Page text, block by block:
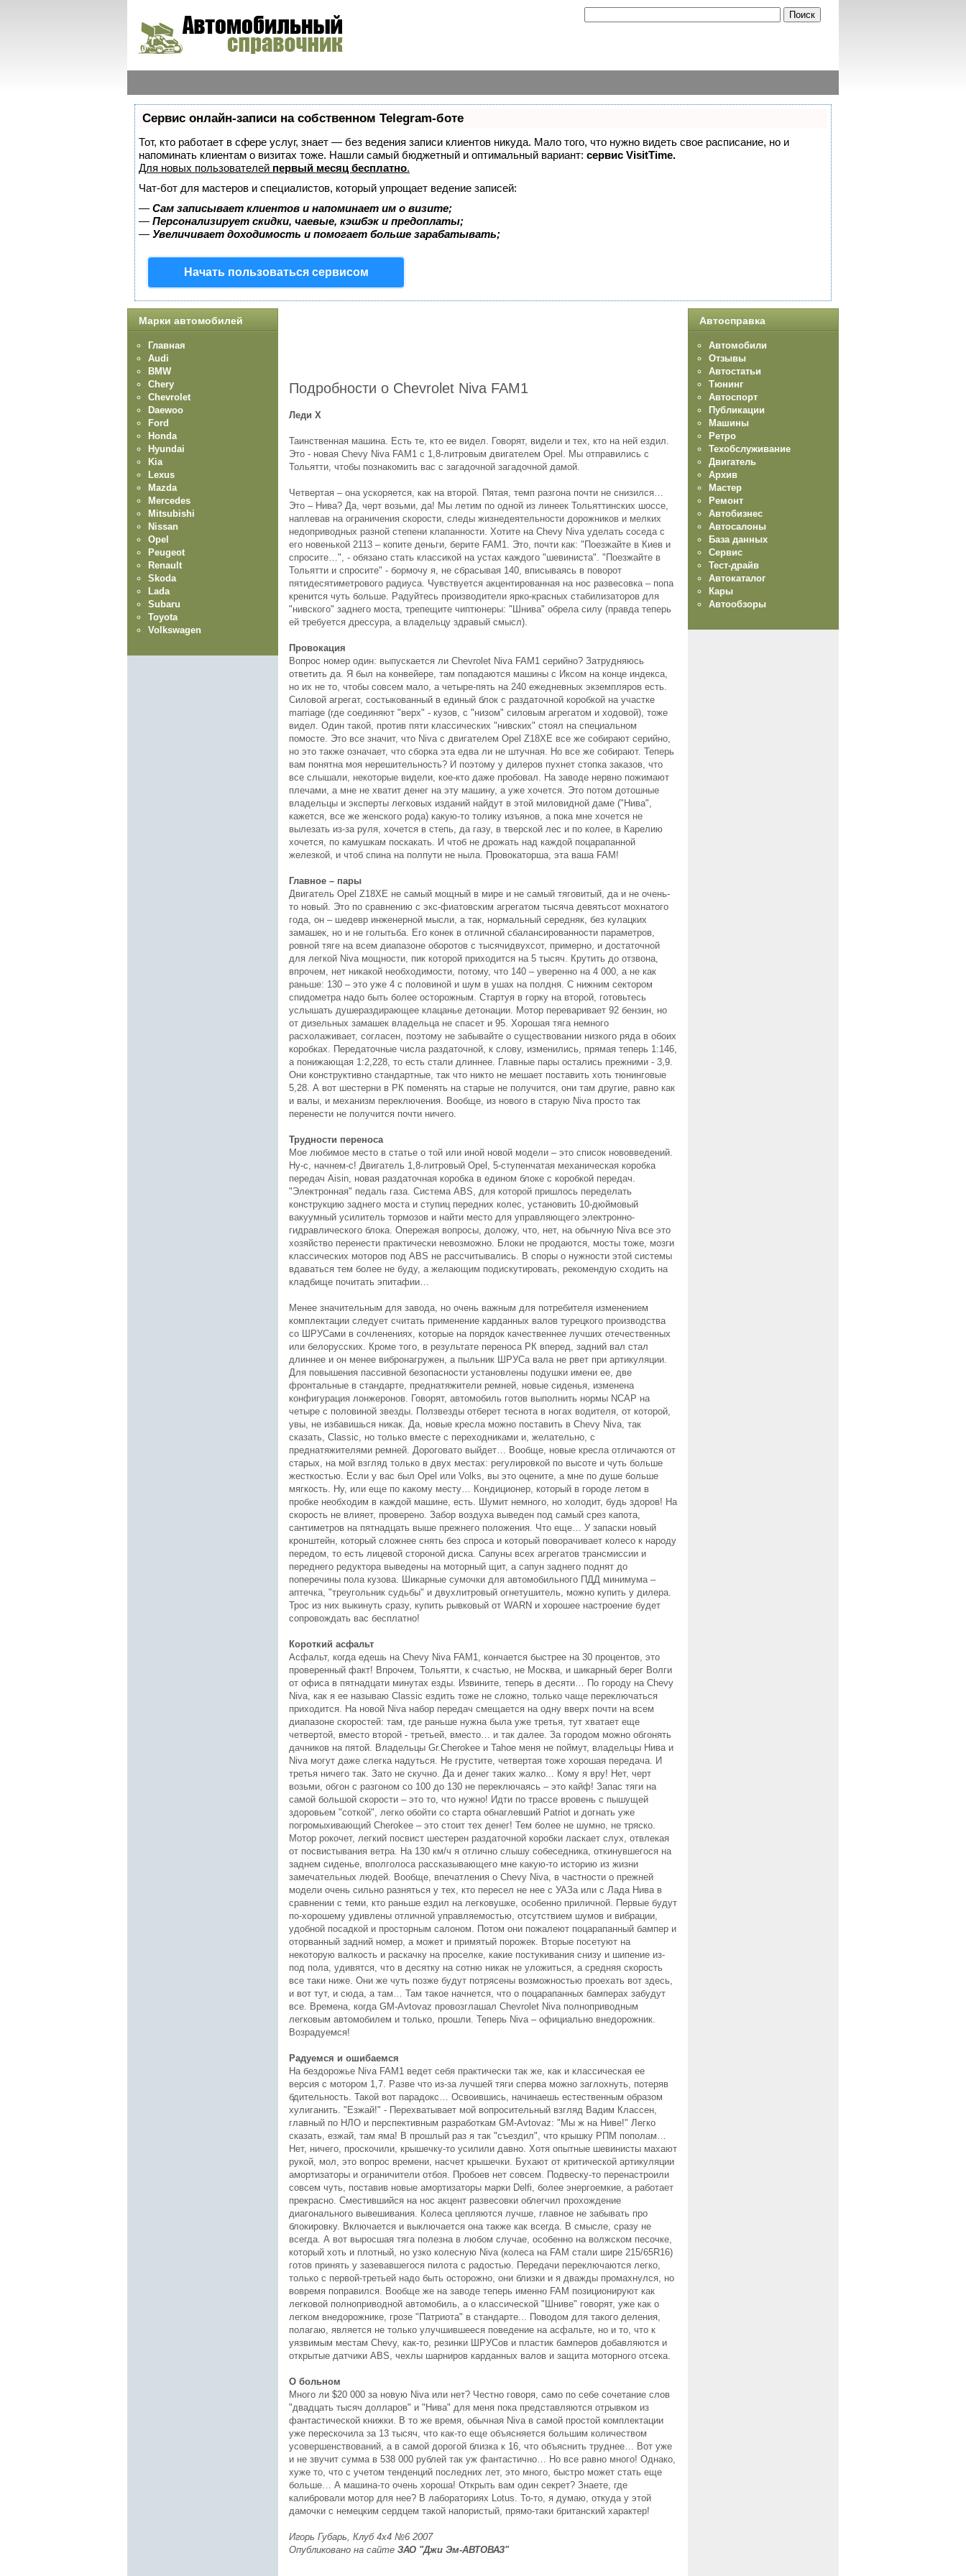
Сервис онлайн-записи на собственном Telegram-боте
Тот, кто работает в сфере услуг, знает — без ведения записи клиентов никуда. Мало того, что нужно видеть свое расписание, но и
напоминать клиентам о визитах тоже. Нашли самый бюджетный и оптимальный вариант: сервис VisitTime.
Для новых пользователей первый месяц бесплатно.
Чат-бот для мастеров и специалистов, который упрощает ведение записей:
— Сам записывает клиентов и напоминает им о визите;
— Персонализирует скидки, чаевые, кэшбэк и предоплаты;
— Увеличивает доходимость и помогает больше зарабатывать;
Начать пользоваться сервисом
Подробности о Chevrolet Niva FAM1
Леди Х
Таинственная машина. Есть те, кто ее видел. Говорят, видели и тех, кто на ней ездил.
Это - новая Chevy Niva FAM1 с 1,8-литровым двигателем Opel. Мы отправились с
Тольятти, чтобы познакомить вас с загадочной загадочной дамой.
Четвертая – она ускоряется, как на второй. Пятая, темп разгона почти не снизился…
Это – Нива? Да, черт возьми, да! Мы летим по одной из линеек Тольяттинских шоссе,
наплевав на ограничения скорости, следы жизнедеятельности дорожников и мелких
недоприводных разной степени клапанности. Хотите на Chevy Niva уделать соседа с
его новенькой 2113 – копите деньги, берите FAM1. Это, почти как: "Поезжайте в Киев и
спросите…", - обязано стать классикой на устах каждого "шевиниста". "Поезжайте в
Тольятти и спросите" - бормочу я, не сбрасывая 140, вписываясь в поворот
пятидесятиметрового радиуса. Чувствуется акцентированная на нос развесовка – попа
кренится чуть больше. Радуйтесь производители ярко-красных стабилизаторов для
"нивского" заднего моста, трепещите чиптюнеры: "Шнива" обрела силу (правда теперь
ей требуется дрессура, а владельцу здравый смысл).
Провокация
Вопрос номер один: выпускается ли Chevrolet Niva FAM1 серийно? Затрудняюсь
ответить да. Я был на конвейере, там попадаются машины с Иксом на конце индекса,
но их не то, чтобы совсем мало, а четыре-пять на 240 ежедневных экземпляров есть.
Силовой агрегат, состыкованный в единый блок с раздаточной коробкой на участке
marriage (где соединяют "верх" - кузов, с "низом" силовым агрегатом и ходовой), тоже
видел. Один такой, против пяти классических "нивских" стоял на специальном
помосте. Это все значит, что Niva с двигателем Opel Z18XE все же собирают серийно,
но это также означает, что сборка эта едва ли не штучная. Но все же собирают. Теперь
вам понятна моя нерешительность? И поэтому у дилеров пухнет стопка заказов, что
все слышали, некоторые видели, кое-кто даже пробовал. На заводе нервно пожимают
плечами, а мне не хватит денег на эту машину, а уже хочется. Это потом дотошные
владельцы и эксперты легковых изданий найдут в этой миловидной даме ("Нива",
кажется, все же женского рода) какую-то толику изъянов, а пока мне хочется не
вылезать из-за руля, хочется в степь, да газу, в тверской лес и по колее, в Карелию
хочется, по камушкам поскакать. И чтоб не дрожать над каждой поцарапанной
железкой, и чтоб спина на полпути не ныла. Провокаторша, эта ваша FAM!
Главное – пары
Двигатель Opel Z18XE не самый мощный в мире и не самый тяговитый, да и не очень-
то новый. Это по сравнению с экс-фиатовским агрегатом тысяча девятьсот мохнатого
года, он – шедевр инженерной мысли, а так, нормальный середняк, без кулацких
замашек, но и не голытьба. Его конек в отличной сбалансированности параметров,
ровной тяге на всем диапазоне оборотов с тысячидвухсот, примерно, и достаточной
для легкой Niva мощности, пик которой приходится на 5 тысяч. Крутить до отзвона,
впрочем, нет никакой необходимости, потому, что 140 – уверенно на 4 000, а не как
раньше: 130 – это уже 4 с половиной и шум в ушах на полдня. С нижним сектором
спидометра надо быть более осторожным. Стартуя в горку на второй, готовьтесь
услышать душераздирающее клацанье детонации. Мотор переваривает 92 бензин, но
от дизельных замашек владельца не спасет и 95. Хорошая тяга немного
расхолаживает, согласен, поэтому не забывайте о существовании низкого ряда в обоих
коробках. Передаточные числа раздаточной, к слову, изменились, прямая теперь 1:146,
а понижающая 1:2,228, то есть стали длиннее. Главные пары остались прежними - 3,9.
Они конструктивно стандартные, так что никто не мешает поставить хоть тюнинговые
5,28. А вот шестерни в РК поменять на старые не получится, они там другие, равно как
и валы, и механизм переключения. Вообще, из нового в старую Niva просто так
перенести не получится почти ничего.
Трудности переноса
Мое любимое место в статье о той или иной новой модели – это список нововведений.
Ну-с, начнем-с! Двигатель 1,8-литровый Opel, 5-ступенчатая механическая коробка
передач Aisin, новая раздаточная коробка в едином блоке с коробкой передач.
"Электронная" педаль газа. Система ABS, для которой пришлось переделать
конструкцию заднего моста и ступиц передних колес, установить 10-дюймовый
вакуумный усилитель тормозов и найти место для управляющего электронно-
гидравлического блока. Опережая вопросы, доложу, что, нет, на обычную Niva все это
хозяйство перенести практически невозможно. Блоки не продаются, мосты тоже, мозги
классических моторов под ABS не рассчитывались. В споры о нужности этой системы
вдаваться тем более не буду, а желающим подискутировать, рекомендую сходить на
кладбище почитать эпитафии…
Менее значительным для завода, но очень важным для потребителя изменением
комплектации следует считать применение карданных валов турецкого производства
со ШРУСами в сочленениях, которые на порядок качественнее лучших отечественных
или белорусских. Кроме того, в результате переноса РК вперед, задний вал стал
длиннее и он менее вибронагружен, а пыльник ШРУСа вала не рвет при артикуляции.
Для повышения пассивной безопасности установлены подушки имени ее, две
фронтальные в стандарте, преднатяжители ремней, новые сиденья, изменена
конфигурация лонжеронов. Говорят, автомобиль готов выполнить нормы NCAP на
четыре с половиной звезды. Ползвезды отберет теснота в ногах водителя, от которой,
увы, не избавишься никак. Да, новые кресла можно поставить в Chevy Niva, так
сказать, Classic, но только вместе с переходниками и, желательно, с
преднатяжителями ремней. Дороговато выйдет… Вообще, новые кресла отличаются от
старых, на мой взгляд только в двух местах: регулировкой по высоте и чуть больше
жесткостью. Если у вас был Opel или Volks, вы это оцените, а мне по душе больше
мягкость. Ну, или еще по какому месту… Кондиционер, который в городе летом в
пробке необходим в каждой машине, есть. Шумит немного, но холодит, будь здоров! На
скорость не влияет, проверено. Забор воздуха выведен под самый срез капота,
сантиметров на пятнадцать выше прежнего положения. Что еще… У запаски новый
кронштейн, который сложнее снять без спроса и который поворачивает колесо к народу
передом, то есть лицевой стороной диска. Сапуны всех агрегатов трансмиссии и
переднего редуктора выведены на моторный щит, а сапун заднего поднят до
поперечины пола кузова. Шикарные сумочки для автомобильного ПДД минимума –
аптечка, "треугольник судьбы" и двухлитровый огнетушитель, можно купить у дилера.
Трос из них выкинуть сразу, купить рывковый от WARN и хорошее настроение будет
сопровождать вас бесплатно!
Короткий асфальт
Асфальт, когда едешь на Chevy Niva FAM1, кончается быстрее на 30 процентов, это
проверенный факт! Впрочем, Тольятти, к счастью, не Москва, и шикарный берег Волги
от офиса в пятнадцати минутах езды. Извините, теперь в десяти… По городу на Chevy
Niva, как я ее называю Classic ездить тоже не сложно, только чаще переключаться
приходится. На новой Niva набор передач смещается на одну вверх почти на всем
диапазоне скоростей: там, где раньше нужна была уже третья, тут хватает еще
четвертой, вместо второй - третьей, вместо… и так далее. За городом можно обгонять
дачников на пятой. Владельцы Gr.Cherokee и Tahoe меня не поймут, владельцы Нива и
Niva могут даже слегка надуться. Не грустите, четвертая тоже хорошая передача. И
третья ничего так. Зато не скучно. Да и денег таких жалко... Кому я вру! Нет, черт
возьми, обгон с разгоном со 100 до 130 не переключаясь – это кайф! Запас тяги на
самой большой скорости – это то, что нужно! Идти по трассе вровень с пышущей
здоровьем "соткой", легко обойти со старта обнаглевший Patriot и догнать уже
погромыхивающий Cherokee – это стоит тех денег! Тем более не шумно, не тряско.
Мотор рокочет, легкий посвист шестерен раздаточной коробки ласкает слух, отвлекая
от посвистывания ветра. На 130 км/ч я отлично слышу собеседника, откинувшегося на
заднем сиденье, вполголоса рассказывающего мне какую-то историю из жизни
замечательных людей. Вообще, впечатления о Chevy Niva, в частности о прежней
модели очень сильно разняться у тех, кто пересел не нее с УАЗа или с Лада Нива в
сравнении с теми, кто раньше ездил на легковушке, особенно приличной. Первые будут
по-хорошему удивлены отличной управляемостью, отсутствием шумов и вибрации,
удобной посадкой и просторным салоном. Потом они пожалеют поцарапанный бампер и
оторванный задний номер, а может и примятый порожек. Вторые посетуют на
некоторую валкость и раскачку на проселке, какие постукивания снизу и шипение из-
под пола, удивятся, что в десятку на сотню никак не уложиться, а средняя скорость
все таки ниже. Они же чуть позже будут потрясены возможностью проехать вот здесь,
и вот тут, и сюда, а там… Там такое начнется, что о поцарапанных бамперах забудут
все. Времена, когда GM-Avtovaz провозглашал Chevrolet Niva полноприводным
легковым автомобилем и только, прошли. Теперь Niva – официально внедорожник.
Возрадуемся!
Радуемся и ошибаемся
На бездорожье Niva FAM1 ведет себя практически так же, как и классическая ее
версия с мотором 1,7. Разве что из-за лучшей тяги сперва можно заглохнуть, потеряв
бдительность. Такой вот парадокс… Освоившись, начинаешь естественным образом
хулиганить. "Езжай!" - Перехватывает мой вопросительный взгляд Вадим Классен,
главный по НЛО и перспективным разработкам GM-Avtovaz: "Мы ж на Ниве!" Легко
сказать, езжай, там яма! В прошлый раз я так "съездил", что крышку РПМ пополам…
Нет, ничего, проскочили, крышечку-то усилили давно. Хотя опытные шевинисты махают
рукой, мол, это вопрос времени, насчет крышечки. Бухают от критической артикуляции
амортизаторы и ограничители отбоя. Пробоев нет совсем. Подвеску-то перенастроили
совсем чуть, поставив новые амортизаторы марки Delfi, более энергоемкие, а работает
прекрасно. Сместившийся на нос акцент развесовки облегчил прохождение
диагонального вывешивания. Колеса цепляются лучше, главное не забывать про
блокировку. Включается и выключается она также как всегда. В смысле, сразу не
всегда. А вот выросшая тяга полезна в любом случае, особенно на волжском песочке,
который хоть и плотный, но узко колесную Niva (колеса на FAM стали шире 215/65R16)
готов принять у зазевавшегося пилота с радостью. Передачи переключаются легко,
только с первой-третьей надо быть осторожно, они близки и я дважды промахнулся, но
вовремя поправился. Вообще же на заводе теперь именно FAM позиционируют как
легковой полноприводной автомобиль, а о классической "Шниве" говорят, уже как о
легком внедорожнике, грозе "Патриота" в стандарте... Поводом для такого деления,
полагаю, является не только улучшившееся поведение на асфальте, но и то, что к
уязвимым местам Chevy, как-то, резинки ШРУСов и пластик бамперов добавляются и
открытые датчики ABS, чехлы шарниров карданных валов и защита моторного отсека.
О больном
Много ли $20 000 за новую Niva или нет? Честно говоря, само по себе сочетание слов
"двадцать тысяч долларов" и "Нива" для меня пока представляются отрывком из
фантастической книжки. В то же время, обычная Niva в самой простой комплектации
уже перескочила за 13 тысяч, что как-то еще объясняется большим количеством
усовершенствований, а в самой дорогой близка к 16, что объяснить труднее… Вот уже
и не звучит сумма в 538 000 рублей так уж фантастично… Но все равно много! Однако,
хуже то, что с учетом тенденций последних лет, это много, быстро может стать еще
больше… А машина-то очень хороша! Открыть вам один секрет? Знаете, где
калибровали мотор для нее? В лабораториях Lotus. То-то, я думаю, откуда у этой
дамочки с немецким сердцем такой напористый, прямо-таки британский характер!
Игорь Губарь, Клуб 4х4 №6 2007
Опубликовано на сайте ЗАО "Джи Эм-АВТОВАЗ"
Марки автомобилей
Главная
Audi
BMW
Chery
Chevrolet
Daewoo
Ford
Honda
Hyundai
Kia
Lexus
Mazda
Mercedes
Mitsubishi
Nissan
Opel
Peugeot
Renault
Skoda
Lada
Subaru
Toyota
Volkswagen
Автосправка
Автомобили
Отзывы
Автостатьи
Тюнинг
Автоспорт
Публикации
Машины
Ретро
Техобслуживание
Двигатель
Архив
Мастер
Ремонт
Автобизнес
Автосалоны
База данных
Сервис
Тест-драйв
Автокаталог
Кары
Автообзоры